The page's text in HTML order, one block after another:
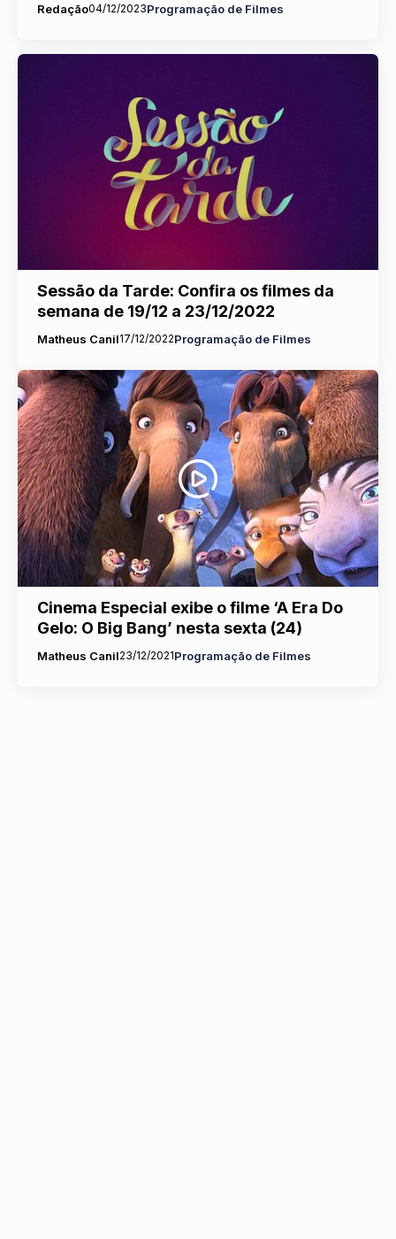
Redação04/12/2023Programação de Filmes
Sessão da Tarde: Confira os filmes da
semana de 19/12 a 23/12/2022
Matheus Canil17/12/2022Programação de Filmes
Cinema Especial exibe o filme ‘A Era Do
Gelo: O Big Bang’ nesta sexta (24)
Matheus Canil23/12/2021Programação de Filmes